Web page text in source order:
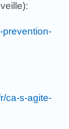
prevention-
ca-s-agite-